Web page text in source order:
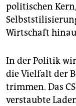
politischen
Wirtschaft
In der Politik
die Vielfalt der
trimmen. Das
verstaubte